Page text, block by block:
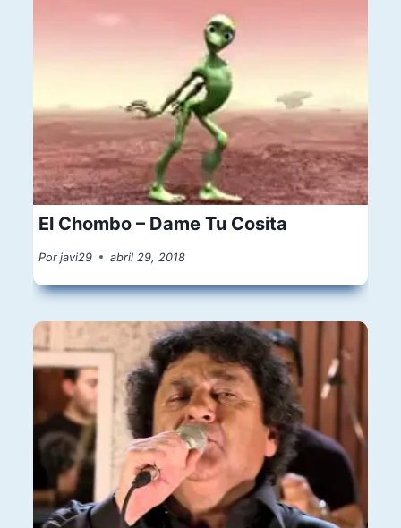
El Chombo – Dame Tu Cosita
Por javi29 abril 29, 2018